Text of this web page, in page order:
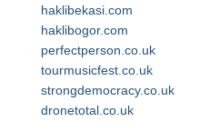
haklibekasi.com
haklibogor.com
perfectperson.co.uk
tourmusicfest.co.uk
strongdemocracy.co.uk
dronetotal.co.uk